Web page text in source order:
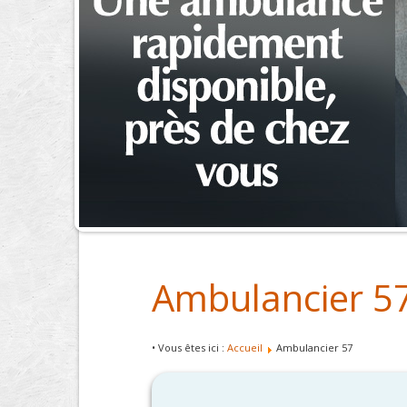
Ambulancier
• Vous êtes ici : Accueil Ambulancier 57